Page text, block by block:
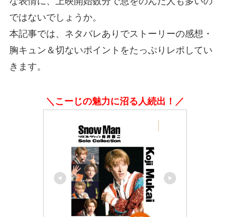
ではないでしょうか。
本記事では、ネタバレありでストーリーの感想・
胸キュン＆切ないポイントをたっぷりレポしてい
きます。
＼こーじの魅力に沼る人続出！／